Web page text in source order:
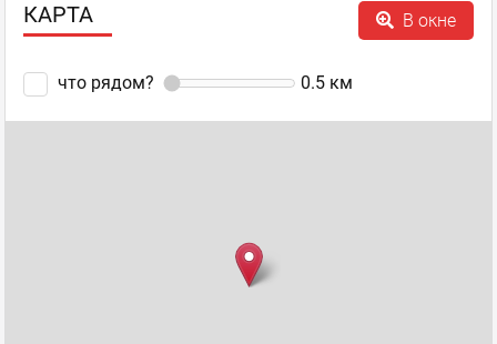
КАРТА В окне
что рядом? 0.5 км